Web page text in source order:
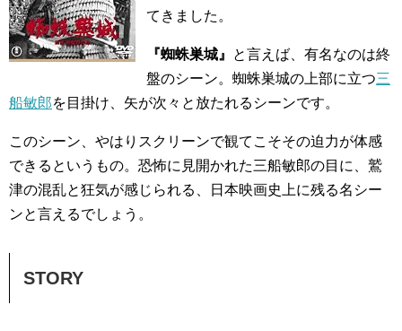
てきました。
『蜘蛛巣城』
と言えば、有名なのは終
盤のシーン。蜘蛛巣城の上部に立つ三
船敏郎を目掛け、矢が次々と放たれるシーンです。
このシーン、やはりスクリーンで観てこそその迫力が体感
できるというもの。恐怖に見開かれた三船敏郎の目に、鷲
津の混乱と狂気が感じられる、日本映画史上に残る名シー
ンと言えるでしょう。
STORY